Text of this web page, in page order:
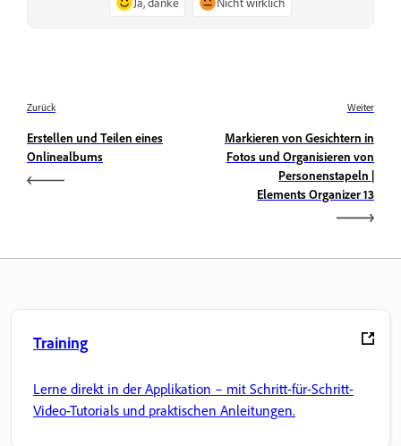
Zurück
Erstellen und Teilen eines
Onlinealbums
Weiter
Markieren von Gesichtern in
Fotos und Organisieren von
Personenstapeln |
Elements Organizer 13
Training
Lerne direkt in der Applikation – mit Schritt-für-Schritt-
Video-Tutorials und praktischen Anleitungen.